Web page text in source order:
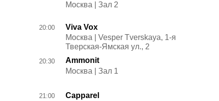
21:00
Москва | Зал 2
Capparel
20:00
20:30
Москва | Зал 1
Ammonit
Viva Vox
Москва | Vesper Tverskaya, 1-я
Тверская-Ямская ул., 2